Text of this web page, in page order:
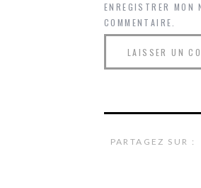
ENREGISTRER
COMMENTAIRE.
PARTAGEZ SUR :